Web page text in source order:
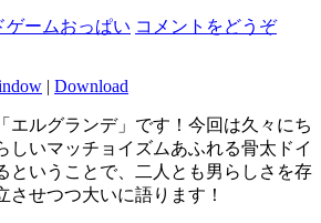
ゲームおっぱい コメントをどうぞ
| Download
エルグランデ」です！今回は久々にち
しいマッチョイズムあふれる骨太ドイ
ということで、二人とも男らしさを存
させつつ大いに語ります！